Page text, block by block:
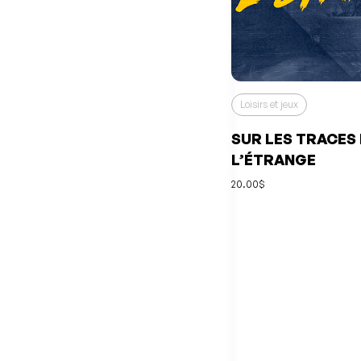
Loisirs et jeux
SUR LES TRACES
L’ÉTRANGE
20.00$